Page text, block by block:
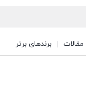
مقالات برندهای برتر